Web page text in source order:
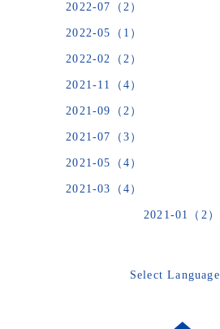
2022-07（2）
2022-05（1）
2022-02（2）
2021-11（4）
2021-09（2）
2021-07（3）
2021-05（4）
2021-03（4）
2021-01（2）
Select Language